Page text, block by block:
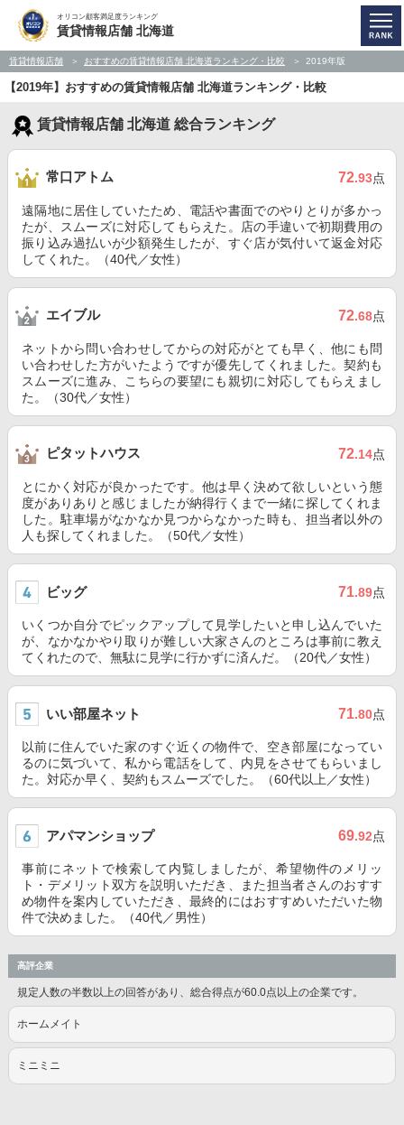
オリコン顧客満足度ランキング
賃貸情報店舗 北海道
賃貸情報店舗 おすすめの賃貸情報店舗 北海道ランキング・比較 2019年版
【2019年】おすすめの賃貸情報店舗 北海道ランキング・比較
賃貸情報店舗 北海道 総合ランキング
常口アトム 72.93点
遠隔地に居住していたため、電話や書面でのやりとりが多かっ
たが、スムーズに対応してもらえた。店の手違いで初期費用の
振り込み過払いが少額発生したが、すぐ店が気付いて返金対応
してくれた。（40代／女性）
エイブル 72.68点
ネットから問い合わせしてからの対応がとても早く、他にも問
い合わせした方がいたようですが優先してくれました。契約も
スムーズに進み、こちらの要望にも親切に対応してもらえまし
た。（30代／女性）
ピタットハウス 72.14点
とにかく対応が良かったです。他は早く決めて欲しいという態
度がありありと感じましたが納得行くまで一緒に探してくれま
した。駐車場がなかなか見つからなかった時も、担当者以外の
人も探してくれました。（50代／女性）
ビッグ 71.89点
いくつか自分でピックアップして見学したいと申し込んでいた
が、なかなかやり取りが難しい大家さんのところは事前に教え
てくれたので、無駄に見学に行かずに済んだ。（20代／女性）
いい部屋ネット 71.80点
以前に住んでいた家のすぐ近くの物件で、空き部屋になってい
るのに気づいて、私から電話をして、内見をさせてもらいまし
た。対応か早く、契約もスムーズでした。（60代以上／女性）
アパマンショップ 69.92点
事前にネットで検索して内覧しましたが、希望物件のメリッ
ト・デメリット双方を説明いただき、また担当者さんのおすす
め物件を案内していただき、最終的にはおすすめいただいた物
件で決めました。（40代／男性）
高評企業
規定人数の半数以上の回答があり、総合得点が60.0点以上の企業です。
ホームメイト
ミニミニ